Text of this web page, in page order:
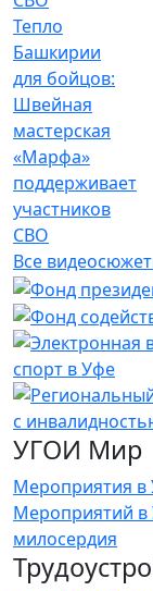
Тепло
Башкирии
для бойцов:
Швейная
мастерская
«Марфа»
поддерживает
участников
СВО
Все
УГОИ Мир
Мероприятия
Мероприятий
милосердия